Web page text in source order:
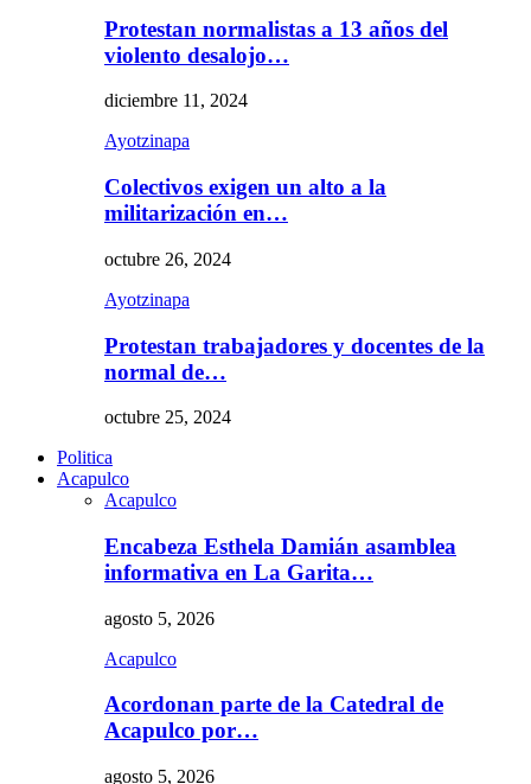
Protestan normalistas a 13 años del
violento desalojo…
diciembre 11, 2024
Ayotzinapa
Colectivos exigen un alto a la
militarización en…
octubre 26, 2024
Ayotzinapa
Protestan trabajadores y docentes de la
normal de…
octubre 25, 2024
Politica
Acapulco
Acapulco
Encabeza Esthela Damián asamblea
informativa en La Garita…
agosto 5, 2026
Acapulco
Acordonan parte de la Catedral de
Acapulco por…
agosto 5, 2026